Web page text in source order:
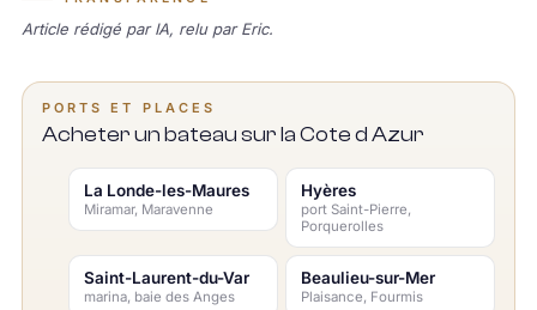
Article rédigé par IA, relu par Eric.
PORTS ET PLACES
Acheter un bateau sur la Cote d Azur
La Londe-les-Maures
Miramar, Maravenne
Hyères
port Saint-Pierre,
Porquerolles
Saint-Laurent-du-Var
marina, baie des Anges
Beaulieu-sur-Mer
Plaisance, Fourmis